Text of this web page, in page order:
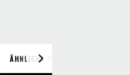
ÄHNLICHE SERIEN